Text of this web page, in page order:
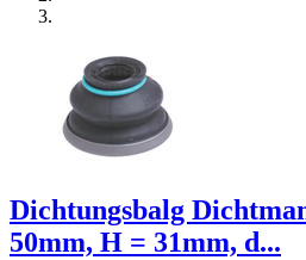
Dichtungsbalg
50mm, H = 31mm, d...